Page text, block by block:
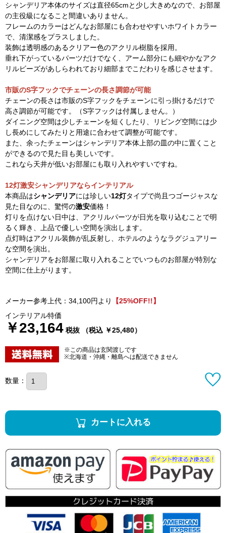
シャンデリア本体のサイズは直径65cmと少し大きめなので、お部屋
の主役級になること間違いありません。
フレームのカラーはどんなお部屋にも合わせやすいホワイトカラー
で、清潔感をプラスしました。
装飾は透明感のあるクリアー色のアクリル樹脂を採用。
垂れ下がっているパーツだけでなく、アーム部分にも細やかなアク
リルビーズがあしらわれており細部までこだわりを感じさせます。
市販のS字フックでチェーンの長さ調節が可能
チェーンの長さは市販のS字フックをチェーンに引っ掛けるだけで
高さ調節が可能です。（S字フックは付属しません。）
ダイニング空間は少しチェーンを短くしたり、リビング空間には少
し長めにしてみたりと用途に合わせて調整が可能です。
また、余ったチェーンはシャンデリア本体上部の皿の中に置くこと
ができるので見た目も美しいです。
これなら天井が低いお部屋にも取り入れやすいですね。
12灯激安シャンデリアならインテリアル
本商品はシャンデリアには珍しい12灯タイプで尚且つゴージャスな
見た目なのに、驚愕の激安価格！
灯りを点けない日中は、アクリルパーツが日光を取り込むことで明
るく輝き、上品で優しい空間を演出します。
点灯時はアクリル装飾が乱反射し、ホテルのようなラグジュアリー
な空間を演出。
シャンデリアをお部屋に取り入れることでいつものお部屋が特別な
空間に仕上がります。
メーカー参考上代：34,100円より
【25%OFF!!】
インテリアル特価
￥23,164 税抜 （税込 ￥25,480）
※この商品は玄関渡しです
※北海道・沖縄・離島へは配送できません
数量：
カートに入れる